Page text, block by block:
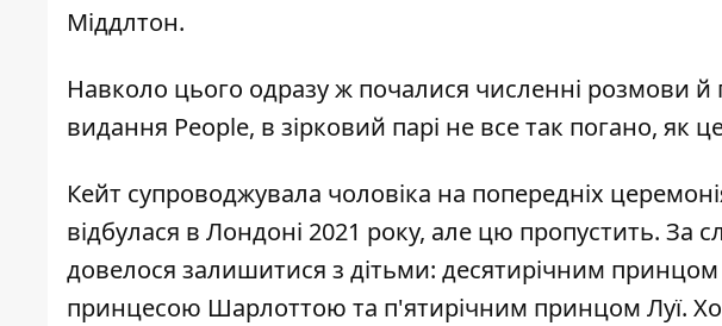
Міддлтон.
Навколо цього одразу ж почалися численні розмови й
видання People, в зірковий парі не все так погано, як
Кейт супроводжувала чоловіка на попередніх
відбулася в Лондоні 2021 року, але цю пропустить. За
довелося залишитися з дітьми: десятирічним
принцесою Шарлоттою та п'ятирічним принцом Луї.